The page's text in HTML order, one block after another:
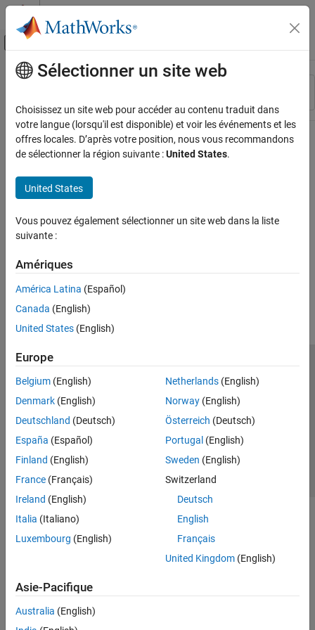
Passer au contenu
Activer/désactiver l'affichage du menu
Ressource
Contenu principal
Sélectionner un site web
Choisissez un site web pour accéder au contenu traduit dans
votre langue (lorsqu'il est disponible) et voir les événements et les
offres locales. D’après votre position, nous vous recommandons
de sélectionner la région suivante :United States.
United States
Vous pouvez également sélectionner un site web dans la liste
suivante :
Amériques
América Latina (Español)
Canada (English)
United States (English)
Europe
Belgium (English)
Denmark (English)
Deutschland (Deutsch)
España (Español)
Finland (English)
France (Français)
Ireland (English)
Italia (Italiano)
Luxembourg (English)
Netherlands(English)
Norway(English)
Österreich (Deutsch)
Portugal (English)
Sweden (English)
Switzerland
Deutsch
English
Français
United Kingdom(English)
Asie-Pacifique
Australia (English)
Lutte anti-piratage
Contacts locaux
© 1994-2026 The MathWorks, Inc.